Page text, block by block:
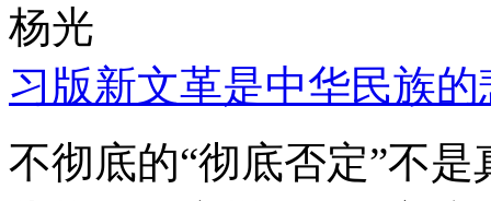
杨光
习版新文革是中华民族的
不彻底的“彻底否定”不